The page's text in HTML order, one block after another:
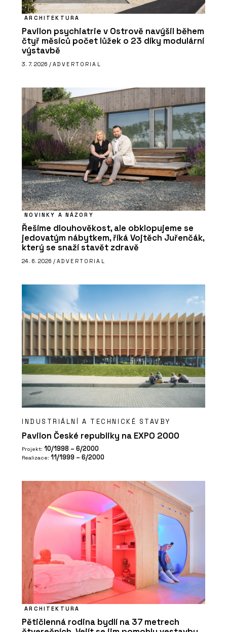
ARCHITEKTURA
Pavilon psychiatrie v Ostrově navýšil během
čtyř měsíců počet lůžek o 23 díky modulární
výstavbě
3. 7. 2026 / ADVERTORIAL
NOVINKY A NÁZORY
Řešíme dlouhověkost, ale obklopujeme se
jedovatým nábytkem, říká Vojtěch Juřenčák,
který se snaží stavět zdravě
24. 6. 2026 / ADVERTORIAL
INDUSTRIÁLNÍ A TECHNICKÉ STAVBY
Pavilon České republiky na EXPO 2000
Projekt: 10/1998 – 6/2000
Realizace: 11/1999 – 6/2000
ARCHITEKTURA
Pětičlenná rodina bydlí na 37 metrech